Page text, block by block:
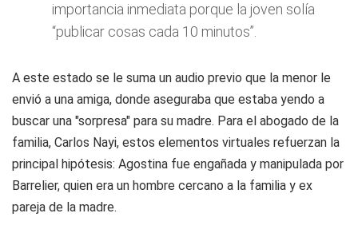
importancia inmediata porque la joven solía
“publicar cosas cada 10 minutos”.
A este estado se le suma un audio previo que la menor le
envió a una amiga, donde aseguraba que estaba yendo a
buscar una "sorpresa" para su madre. Para el abogado de la
familia, Carlos Nayi, estos elementos virtuales refuerzan la
principal hipótesis: Agostina fue engañada y manipulada por
Barrelier, quien era un hombre cercano a la familia y ex
pareja de la madre.